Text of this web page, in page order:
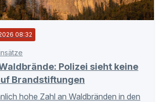
08:32
Polizei sieht keine
Brandstiftungen
hohe Zahl an Waldbränden in den